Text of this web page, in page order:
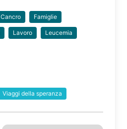
Cancro Famiglie
Lavoro Leucemia
Viaggi della speranza